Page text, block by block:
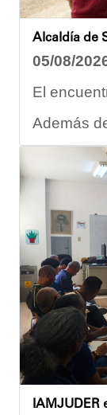
Oskarina
05/08/
El
Además
Carmen
“Tengo
Gracias al